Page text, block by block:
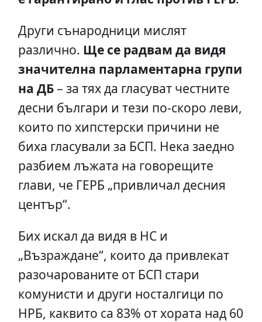
Други сънародници мислят
различно. Ще се радвам да видя
значителна парламентарна групи
на ДБ– за тях да гласуват честните
десни българи и тези по-скоро леви,
които по хипстерски причини не
биха гласували за БСП. Нека заедно
разбием лъжата на говорещите
глави, че ГЕРБ „привличал десния
център“.
Бих искал да видя в НС и
„Възраждане“, които да привлекат
разочарованите от БСП стари
комунисти и други носталгици по
НРБ, каквито са 83% от хората над 60